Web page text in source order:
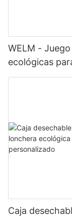
WELM -
ecológicas
pollo frito
Caja